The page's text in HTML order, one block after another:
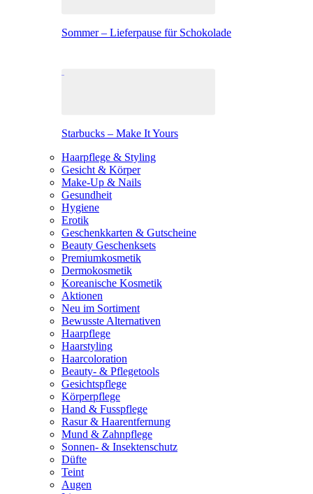
Sommer – Lieferpause für Schokolade
Starbucks – Make It Yours
Haarpflege & Styling
Gesicht & Körper
Make-Up & Nails
Gesundheit
Hygiene
Erotik
Geschenkkarten & Gutscheine
Beauty Geschenksets
Premiumkosmetik
Dermokosmetik
Koreanische Kosmetik
Aktionen
Neu im Sortiment
Bewusste Alternativen
Haarpflege
Haarstyling
Haarcoloration
Beauty- & Pflegetools
Gesichtspflege
Körperpflege
Hand & Fusspflege
Rasur & Haarentfernung
Mund & Zahnpflege
Sonnen- & Insektenschutz
Düfte
Teint
Augen